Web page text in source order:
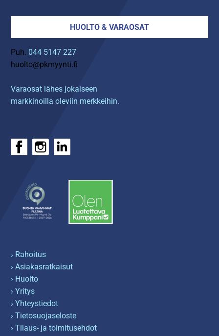
HUOLTO & VARAOSAT
Puh. 044 5147 227
huolto@pkmyynti.fi
Varaosat lähes jokaiseen
markkinoilla oleviin merkkeihin.
› Rahoitus
› Asiakasratkaisut
› Huolto
› Yritys
› Yhteystiedot
› Tietosuojaseloste
› Tilaus- ja toimitusehdot